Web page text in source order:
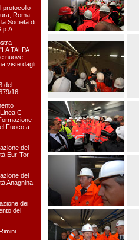
protocollo
Roma
Società di
TALPA
nuove
viste dagli
del
16
C
Fuoco a
del
Eur-Tor
del
Anagnina-
dei
del